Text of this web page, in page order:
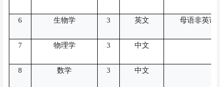
6 生物学 3 英文 母语非英语
7 物理学 3 中文
8 数学 3 中文